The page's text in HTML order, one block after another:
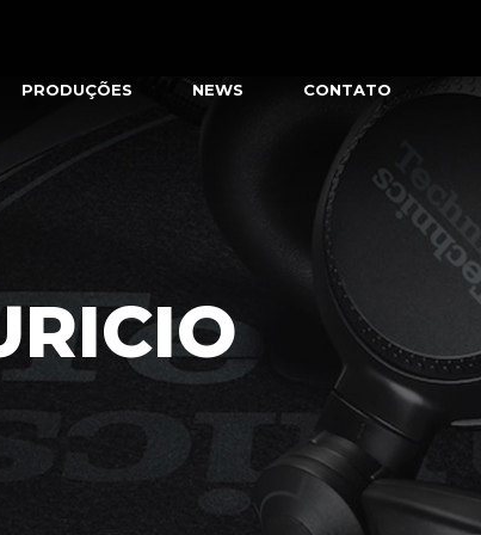
PRODUÇÕES NEWS CONTATO